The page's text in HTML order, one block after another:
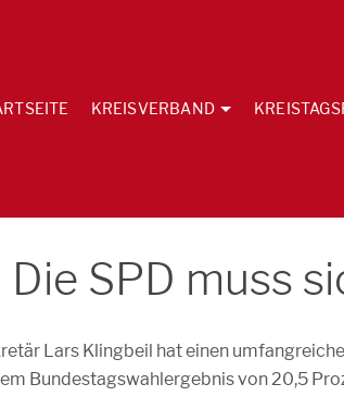
KREISVERBAND
SPD muss
Lars Klingbeil hat einen
Bundestagswahlergebnis von 20,5